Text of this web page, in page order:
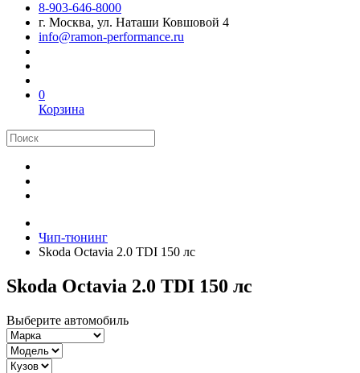
8-903-646-8000
г. Москва, ул. Наташи Ковшовой 4
info@ramon-performance.ru
0
Корзина
Чип-тюнинг
Skoda Octavia 2.0 TDI 150 лс
Skoda Octavia 2.0 TDI 150 лс
Выберите автомобиль